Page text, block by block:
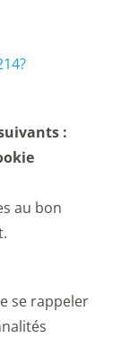
:
au bon
se rappeler